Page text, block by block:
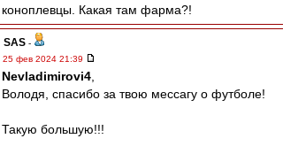
коноплевцы. Какая там фарма?!
SAS -
25 фев 2024 21:39
Nevladimirovi4
Володя, спасибо за твою мессагу о футболе!
Такую большую!!!